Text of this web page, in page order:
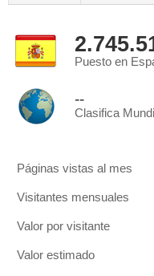
Puesto en
--
Clasifica
Páginas vistas al mes
Visitantes mensuales
Valor por visitante
Valor estimado